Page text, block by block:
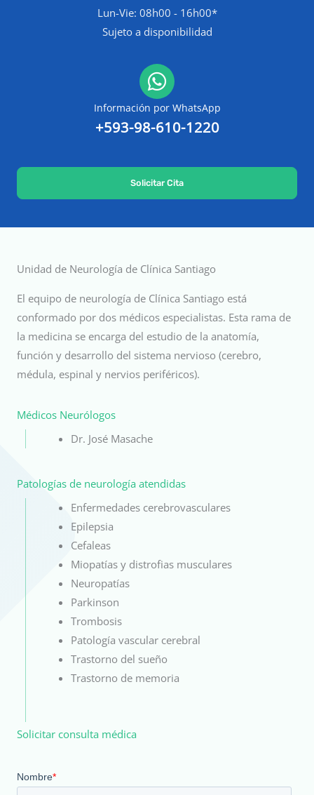
Lun-Vie: 08h00 - 16h00*
Sujeto a disponibilidad
Información por WhatsApp
+593-98-610-1220
Solicitar Cita
Unidad de Neurología de Clínica Santiago
El equipo de neurología de Clínica Santiago está
conformado por dos médicos especialistas. Esta rama de
la medicina se encarga del estudio de la anatomía,
función y desarrollo del sistema nervioso (cerebro,
médula, espinal y nervios periféricos).
Médicos Neurólogos
Dr. José Masache
Patologías de neurología atendidas
Enfermedades cerebrovasculares
Epilepsia
Cefaleas
Miopatías y distrofias musculares
Neuropatías
Parkinson
Trombosis
Patología vascular cerebral
Trastorno del sueño
Trastorno de memoria
Solicitar consulta médica